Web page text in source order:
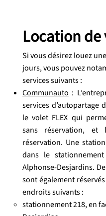
Location
Si vous désirez louez
jours, vous pouvez
services suivants :
Communauto :
services d’autopartage
le volet FLEX qui
sans réservation,
réservation. Une
dans le
Alphonse-Desjardins.
sont également
endroits suivants :
stationnement 218, en